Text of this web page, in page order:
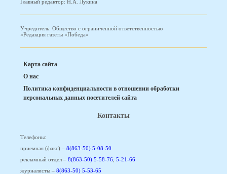
Главный редактор: Н.А. Лукина
Учредитель: Общество с ограниченной ответственностью
«Редакция газеты «Победа»
Карта сайта
О нас
Политика конфиденциальности в отношении обработки
персональных данных посетителей сайта
Контакты
Телефоны:
приемная (факс) – 8(863-50) 5-08-50
рекламный отдел – 8(863-50) 5-58-76 5-21-66
журналисты – 8(863-50) 5-53-65